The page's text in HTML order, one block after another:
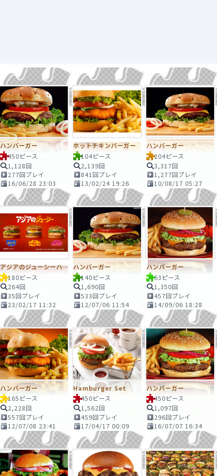
ハンバーガー
450ピース
1,128回
277回プレイ
16/06/28 23:03
ホットチキンバーガー
104ピース
2,139回
841回プレイ
13/02/24 19:26
ハンバーガー
204ピース
3,317回
1,277回プレイ
10/08/17 05:27
アジアのジューシーハンバーガー ★マクドナルド
180ピース
264回
35回プレイ
23/02/17 11:32
ハンバーガー
140ピース
1,690回
533回プレイ
12/07/06 11:54
ハンバーガー
63ピース
1,350回
457回プレイ
14/09/06 18:28
ハンバーガー
165ピース
2,228回
557回プレイ
12/07/08 23:41
Hamburger Set
450ピース
1,562回
459回プレイ
17/04/17 00:09
ハンバーガー
450ピース
1,097回
296回プレイ
16/07/07 16:34